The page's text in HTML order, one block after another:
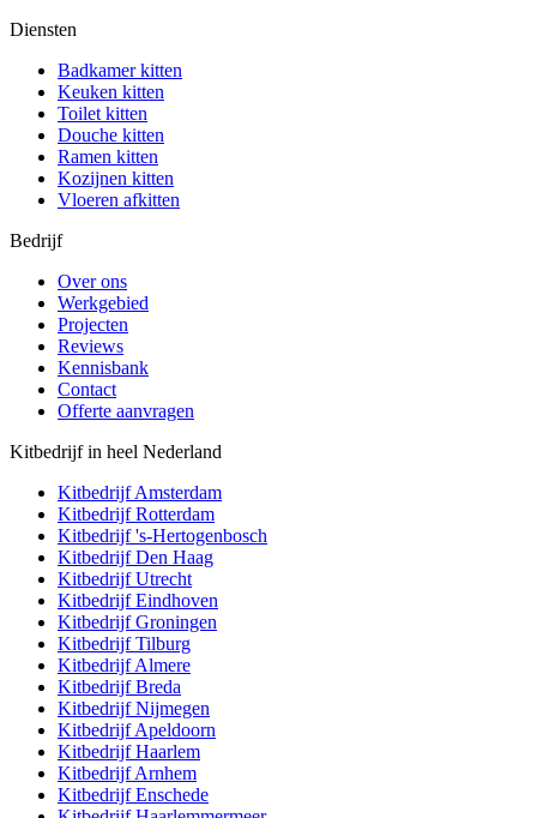
Diensten
Badkamer kitten
Keuken kitten
Toilet kitten
Douche kitten
Ramen kitten
Kozijnen kitten
Vloeren afkitten
Bedrijf
Over ons
Werkgebied
Projecten
Reviews
Kennisbank
Contact
Offerte aanvragen
Kitbedrijf in heel Nederland
KitbedrijfAmsterdam
KitbedrijfRotterdam
Kitbedrijf's-Hertogenbosch
KitbedrijfDen Haag
KitbedrijfUtrecht
KitbedrijfEindhoven
KitbedrijfGroningen
KitbedrijfTilburg
KitbedrijfAlmere
KitbedrijfBreda
KitbedrijfNijmegen
KitbedrijfApeldoorn
KitbedrijfHaarlem
KitbedrijfArnhem
KitbedrijfEnschede